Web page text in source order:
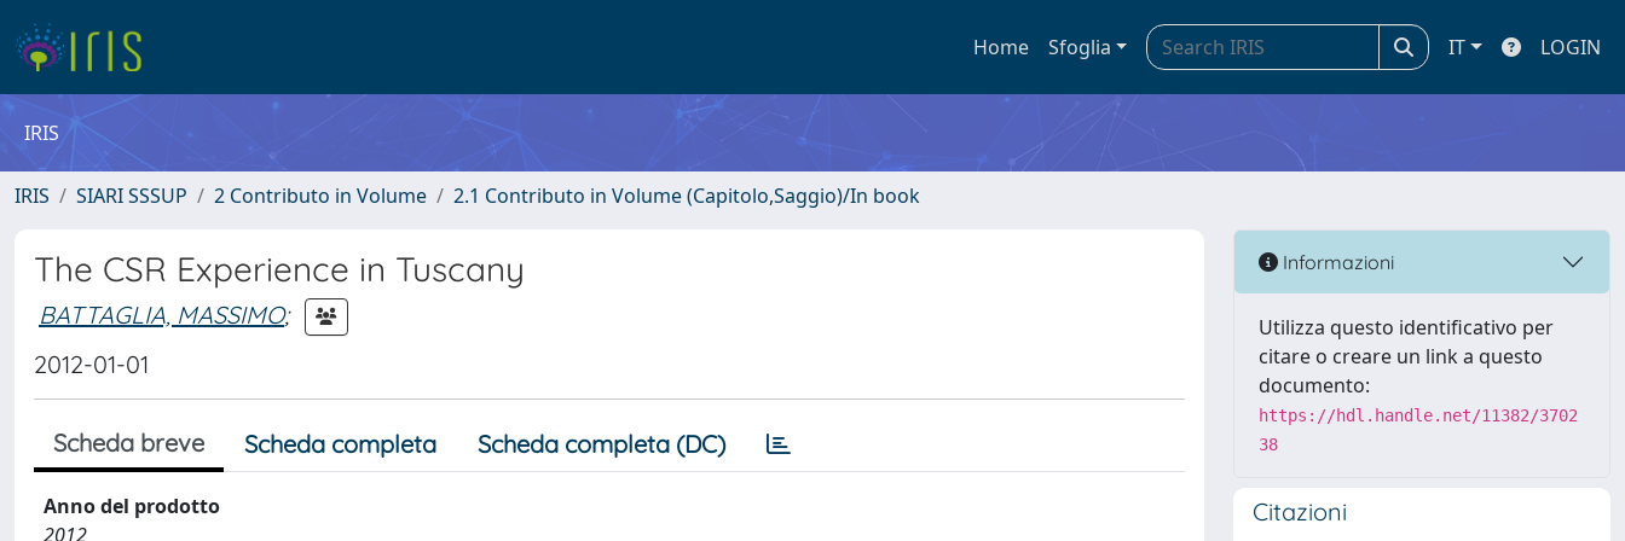
Home Sfoglia IT LOGIN
IRIS
IRIS SIARI SSSUP 2 Contributo in Volume 2.1 Contributo in Volume (Capitolo,Saggio)/In book
The CSR Experience in Tuscany
BATTAGLIA, MASSIMO;
2012-01-01
Scheda breve Scheda completa Scheda completa (DC)
Anno del prodotto
2012
Informazioni
Utilizza questo identificativo per
citare o creare un link a questo
documento:
https://hdl.handle.net/11382/3702
38
Citazioni